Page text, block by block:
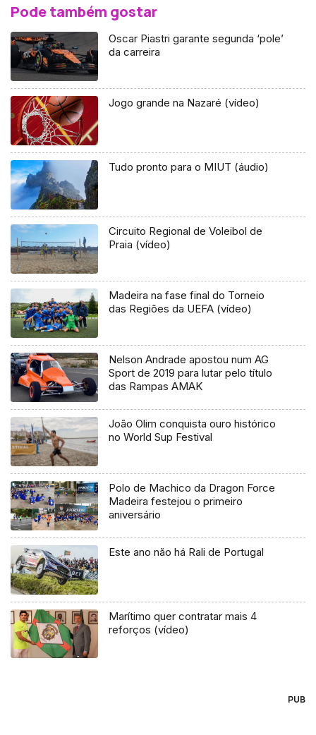
Pode também gostar
Oscar Piastri garante segunda ‘pole’
da carreira
Jogo grande na Nazaré (vídeo)
Tudo pronto para o MIUT (áudio)
Circuito Regional de Voleibol de
Praia (vídeo)
Madeira na fase final do Torneio
das Regiões da UEFA (vídeo)
Nelson Andrade apostou num AG
Sport de 2019 para lutar pelo título
das Rampas AMAK
João Olim conquista ouro histórico
no World Sup Festival
Polo de Machico da Dragon Force
Madeira festejou o primeiro
aniversário
Este ano não há Rali de Portugal
Marítimo quer contratar mais 4
reforços (vídeo)
PUB